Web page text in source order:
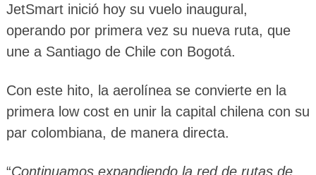
JetSmart inició hoy su vuelo inaugural,
operando por primera vez su nueva ruta, que
une a Santiago de Chile con Bogotá.
Con este hito, la aerolínea se convierte en la
primera low cost en unir la capital chilena con su
par colombiana, de manera directa.
“Continuamos expandiendo la red de rutas de